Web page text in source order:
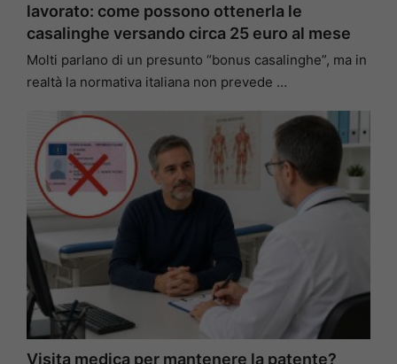
lavorato: come possono ottenerla le
casalinghe versando circa 25 euro al mese
Molti parlano di un presunto “bonus casalinghe”, ma in
realtà la normativa italiana non prevede …
Visita medica per mantenere la patente?